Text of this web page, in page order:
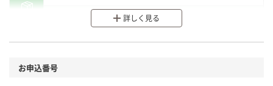
分別・リサイクルしやすい設計
本体
詳しく見る
お申込番号